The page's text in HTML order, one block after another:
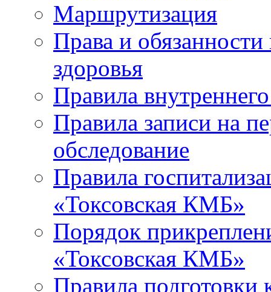
Маршрутизация
Права и
здоровья
Правила
Правила записи на
обследование
Правила
«Токсовская КМБ»
Порядок
«Токсовская КМБ»
Правила подготовки